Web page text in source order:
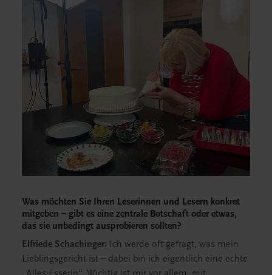
Was möchten Sie Ihren Leserinnen und Lesern konkret
mitgeben – gibt es eine zentrale Botschaft oder etwas,
das sie unbedingt ausprobieren sollten?
Elfriede Schachinger: Ich werde oft gefragt, was mein
Lieblingsgericht ist – dabei bin ich eigentlich eine echte